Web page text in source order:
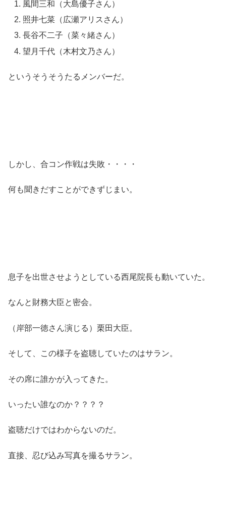
風間三和（大島優子さん）
照井七菜（広瀬アリスさん）
長谷不二子（菜々緒さん）
望月千代（木村文乃さん）
というそうそうたるメンバーだ。
しかし、合コン作戦は失敗・・・・
何も聞きだすことができずじまい。
息子を出世させようとしている西尾院長も動いていた。
なんと財務大臣と密会。
（岸部一徳さん演じる）栗田大臣。
そして、この様子を盗聴していたのはサラン。
その席に誰かが入ってきた。
いったい誰なのか？？？？
盗聴だけではわからないのだ。
直接、忍び込み写真を撮るサラン。